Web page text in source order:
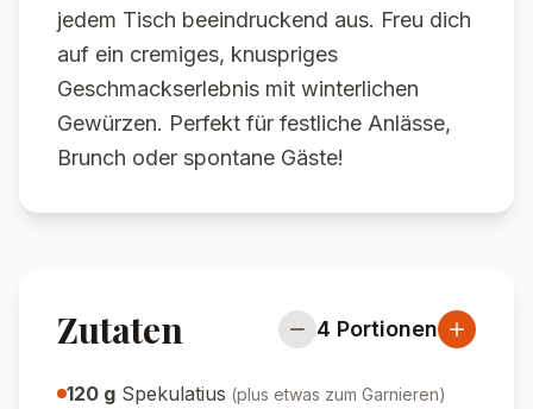
jedem Tisch beeindruckend aus. Freu dich
auf ein cremiges, knuspriges
Geschmackserlebnis mit winterlichen
Gewürzen. Perfekt für festliche Anlässe,
Brunch oder spontane Gäste!
Zutaten 4 Portionen
120 g Spekulatius (plus etwas zum Garnieren)